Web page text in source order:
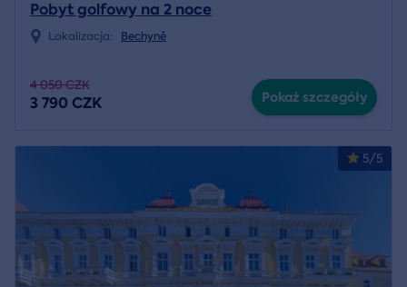
Pobyt golfowy na 2 noce
Lokalizacja: Bechyně
4 050 CZK
3 790 CZK Pokaż szczegóły
5/5